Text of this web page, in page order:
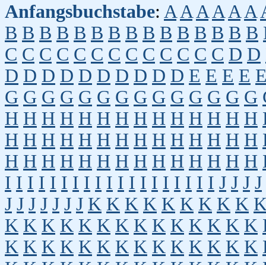
Anfangsbuchstabe: A A A A A A
B B B B B B B B B B B B B B B
C C C C C C C C C C C C C D D
D D D D D D D D D D E E E E
G G G G G G G G G G G G G G
H H H H H H H H H H H H H H
H H H H H H H H H H H H H H
H H H H H H H H H H H H H H
I I I I I I I I I I I I I I I I I I I J J J J
J J J J J J J K K K K K K K K K
K K K K K K K K K K K K K K
K K K K K K K K K K K K K K